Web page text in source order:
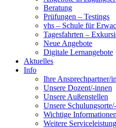
Beratung
Prüfungen – Testings
vhs – Schule für
Tagesfahrten –
Neue Angebote
Digitale Lernangebote
Aktuelles
Info
Ihre Ansprechpartner/
Unsere Dozent/-innen
Unsere Außenstellen
Unsere
Wichtige Informationen
Weitere